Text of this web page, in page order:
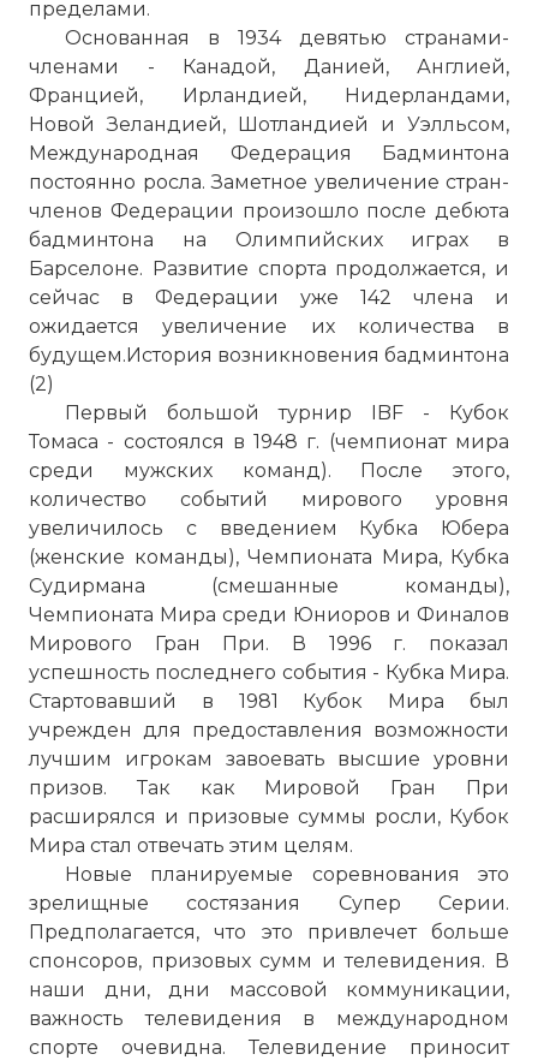
пределами.
Основанная в 1934 девятью странами-
членами - Канадой, Данией, Англией,
Францией, Ирландией, Нидерландами,
Новой Зеландией, Шотландией и Уэлльсом,
Международная Федерация Бадминтона
постоянно росла. Заметное увеличение стран-
членов Федерации произошло после дебюта
бадминтона на Олимпийских играх в
Барселоне. Развитие спорта продолжается, и
сейчас в Федерации уже 142 члена и
ожидается увеличение их количества в
будущем.История возникновения бадминтона
(2)
Первый большой турнир IBF - Кубок
Томаса - состоялся в 1948 г. (чемпионат мира
среди мужских команд). После этого,
количество событий мирового уровня
увеличилось с введением Кубка Юбера
(женские команды), Чемпионата Мира, Кубка
Судирмана (смешанные команды),
Чемпионата Мира среди Юниоров и Финалов
Мирового Гран При. В 1996 г. показал
успешность последнего события - Кубка Мира.
Стартовавший в 1981 Кубок Мира был
учрежден для предоставления возможности
лучшим игрокам завоевать высшие уровни
призов. Так как Мировой Гран При
расширялся и призовые суммы росли, Кубок
Мира стал отвечать этим целям.
Новые планируемые соревнования это
зрелищные состязания Супер Серии.
Предполагается, что это привлечет больше
спонсоров, призовых сумм и телевидения. В
наши дни, дни массовой коммуникации,
важность телевидения в международном
спорте очевидна. Телевидение приносит